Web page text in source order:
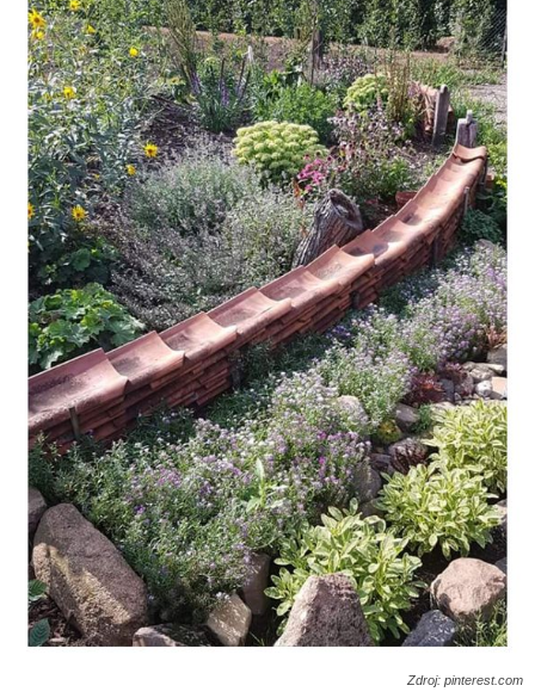
Zdroj: pinterest.com